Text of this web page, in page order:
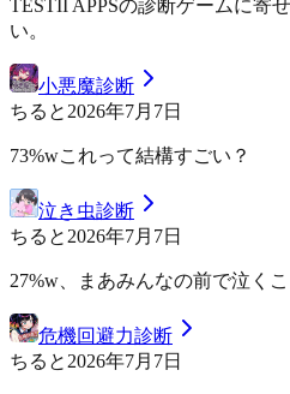
TESTII APPSの診断ゲームに寄
い。
小悪魔診断
ちると2026年7月7日
73%wこれって結構すごい？
泣き虫診断
ちると2026年7月7日
27%w、まあみんなの前で泣く
危機回避力診断
ちると2026年7月7日